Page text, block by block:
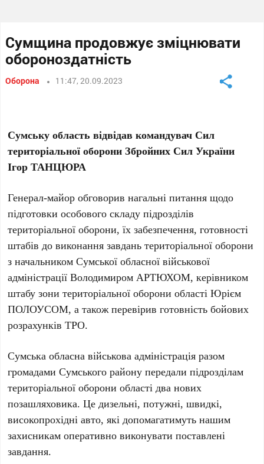
Сумщина продовжує зміцнювати
обороноздатність
Оборона 11:47, 20.09.2023
Сумську область відвідав командувач Сил
територіальної оборони Збройних Сил України
Ігор ТАНЦЮРА
Генерал-майор обговорив нагальні питання щодо
підготовки особового складу підрозділів
територіальної оборони, їх забезпечення, готовності
штабів до виконання завдань територіальної оборони
з начальником Сумської обласної військової
адміністрації Володимиром АРТЮХОМ, керівником
штабу зони територіальної оборони області Юрієм
ПОЛОУСОМ, а також перевірив готовність бойових
розрахунків ТРО.
Сумська обласна військова адміністрація разом
громадами Сумського району передали підрозділам
територіальної оборони області два нових
позашляховика. Це дизельні, потужні, швидкі,
високопрохідні авто, які допомагатимуть нашим
захисникам оперативно виконувати поставлені
завдання.